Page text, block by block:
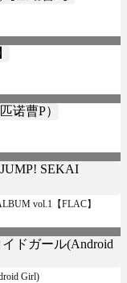
vol.1【FLAC】
Girl)